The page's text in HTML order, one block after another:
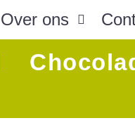
Over ons